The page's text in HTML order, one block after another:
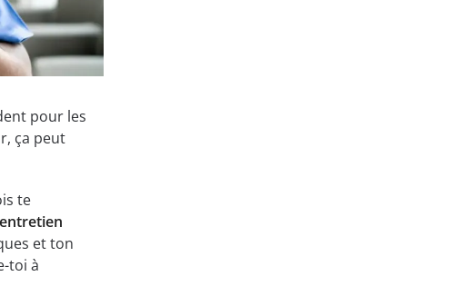
pour les
ça peut
te
et ton
toi à